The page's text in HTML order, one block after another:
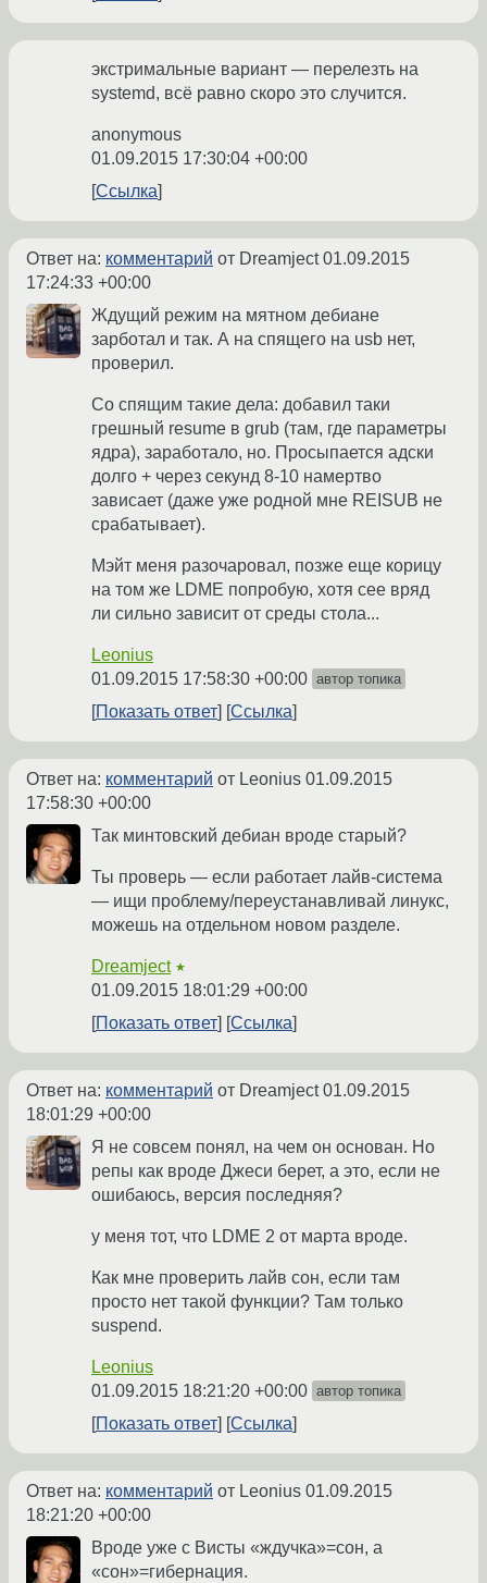
экстримальные вариант — перелезть на
systemd, всё равно скоро это случится.
anonymous
01.09.2015 17:30:04 +00:00
Ссылка
Ответ на: комментарий от Dreamject01.09.2015
17:24:33 +00:00
Ждущий режим на мятном дебиане
зарботал и так. А на спящего на usb нет,
проверил.
Со спящим такие дела: добавил таки
грешный resume в grub (там, где параметры
ядра), заработало, но. Просыпается адски
долго + через секунд 8-10 намертво
зависает (даже уже родной мне REISUB не
срабатывает).
Мэйт меня разочаровал, позже еще корицу
на том же LDME попробую, хотя сее вряд
ли сильно зависит от среды стола...
Leonius
01.09.2015 17:58:30 +00:00 автор топика
Показать ответ Ссылка
Ответ на: комментарий от Leonius 01.09.2015
17:58:30 +00:00
Так минтовский дебиан вроде старый?
Ты проверь — если работает лайв-система
— ищи проблему/переустанавливай линукс,
можешь на отдельном новом разделе.
Dreamject ★
01.09.2015 18:01:29 +00:00
Показать ответ
Ссылка
Ответ на: комментарий от Dreamject01.09.2015
18:01:29 +00:00
Я не совсем понял, на чем он основан. Но
репы как вроде Джеси берет, а это, если не
ошибаюсь, версия последняя?
у меня тот, что LDME 2 от марта вроде.
Как мне проверить лайв сон, если там
просто нет такой функции? Там только
suspend.
Leonius
01.09.2015 18:21:20 +00:00 автор топика
Показать ответ Ссылка
Ответ на: комментарий от Leonius 01.09.2015
18:21:20 +00:00
Вроде уже с Висты «ждучка»=сон, а
«сон»=гибернация.